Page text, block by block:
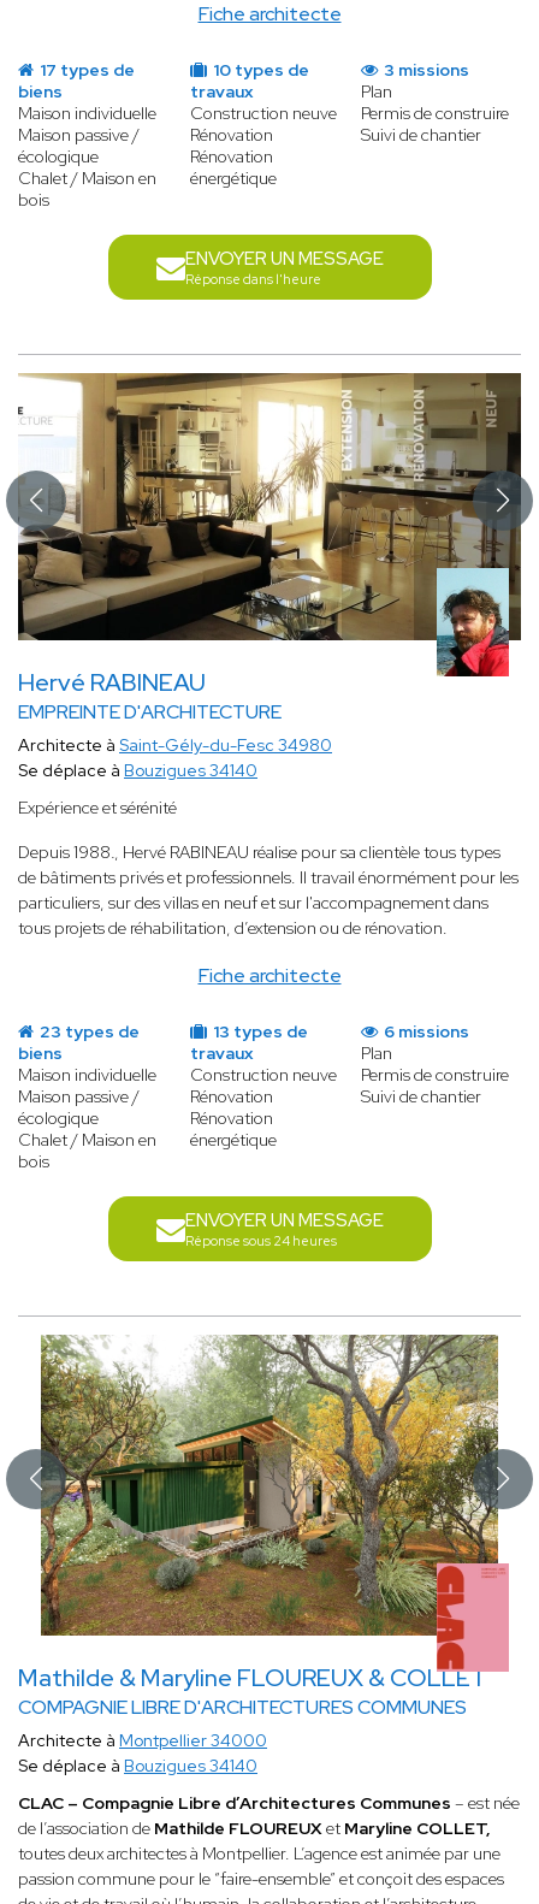
Fiche architecte
17 types de
biens
Maison individuelle
Maison passive /
écologique
Chalet / Maison en
bois
10 types de
travaux
Construction neuve
Rénovation
Rénovation
énergétique
3 missions
Plan
Permis de construire
Suivi de chantier
ENVOYER UN MESSAGE
Réponse dans l'heure
Hervé RABINEAU
EMPREINTE D'ARCHITECTURE
Fiche architecte
Architecte à Saint-Gély-du-Fesc 34980
Se déplace à Bouzigues 34140
Expérience et sérénité
Depuis 1988., Hervé RABINEAU réalise pour sa clientèle tous types
de bâtiments privés et professionnels. Il travail énormément pour les
particuliers, sur des villas en neuf et sur l'accompagnement dans
tous projets de réhabilitation, d’extension ou de rénovation.
23 types de
biens
Maison individuelle
Maison passive /
écologique
Chalet / Maison en
bois
13 types de
travaux
Construction neuve
Rénovation
Rénovation
énergétique
6 missions
Plan
Permis de construire
Suivi de chantier
ENVOYER UN MESSAGE
Réponse sous 24 heures
Mathilde & Maryline FLOUREUX & COLLET
COMPAGNIE LIBRE D'ARCHITECTURES COMMUNES
Architecte à Montpellier 34000
Se déplace à Bouzigues 34140
CLAC – Compagnie Libre d’Architectures Communes – est née
de l’association de Mathilde FLOUREUXet Maryline COLLET,
toutes deux architectes à Montpellier. L’agence est animée par une
passion commune pour le “faire-ensemble” et conçoit des espaces